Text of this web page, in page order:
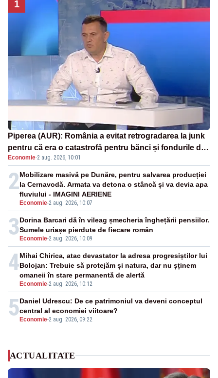
1
Piperea (AUR): România a evitat retrogradarea la junk
pentru că era o catastrofă pentru bănci și fondurile de
pensii
Economie·2 aug. 2026, 10:01
2
Economie-2 aug. 2026, 10:07
Mobilizare masivă pe Dunăre, pentru salvarea producției
la Cernavodă. Armata va detona o stâncă și va devia apa
fluviului - IMAGINI AERIENE
3 Economie-2 aug. 2026, 10:09
Dorina Barcari dă în vileag șmecheria înghețării pensiilor.
Sumele uriașe pierdute de fiecare român
4
Economie-2 aug. 2026, 10:12
Mihai Chirica, atac devastator la adresa progresiștilor lui
Bolojan: Trebuie să protejăm și natura, dar nu șținem
omaneii în stare permanentă de alertă
5 Economie-2 aug. 2026, 09:22
Daniel Udrescu: De ce patrimoniul va deveni conceptul
central al economiei viitoare?
ACTUALITATE